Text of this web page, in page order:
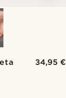
34,95 €